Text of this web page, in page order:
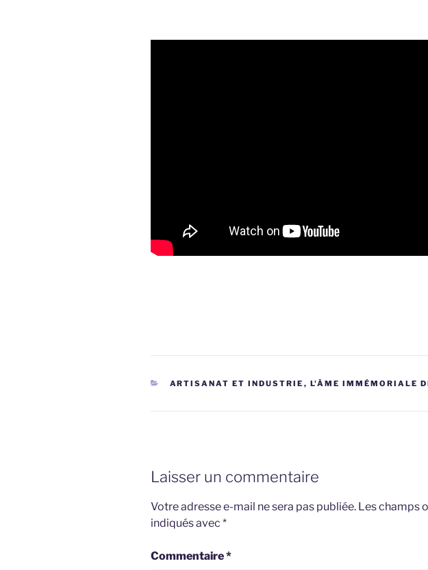
CATÉGORIES
ARTISANAT ET INDUSTRIE , L'ÂME IMMÉMORIALE
Laisser un commentaire
Votre adresse e-mail ne sera pas publiée. Les champs
indiqués avec *
Commentaire*